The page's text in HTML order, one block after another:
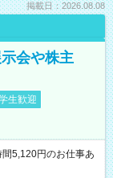
掲載日：2026.08.08
会や株主
生歓迎
5,120円のお仕事あ